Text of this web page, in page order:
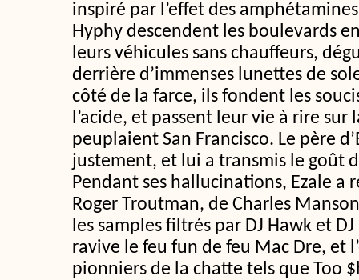
inspiré par l’effet des
Hyphy descendent les boulevards
leurs véhicules sans chauffeurs,
derrière d’immenses lunettes de
côté de la farce, ils fondent les
l’acide, et passent leur vie à rire
peuplaient San Francisco. Le père
justement, et lui a transmis le goût
Pendant ses hallucinations, Ezale a
Roger Troutman, de Charles
les samples filtrés par DJ Hawk et
ravive le feu fun de feu Mac Dre, et
pionniers de la chatte tels que Too